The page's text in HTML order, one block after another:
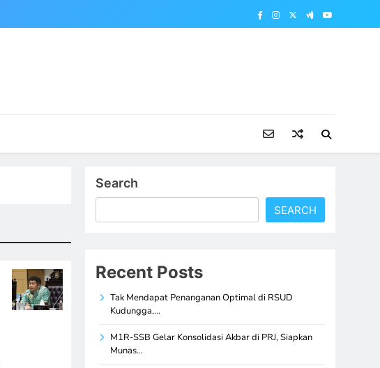
Search
SEARCH
Recent Posts
Tak Mendapat Penanganan Optimal di RSUD
Kudungga,…
M1R-SSB Gelar Konsolidasi Akbar di PRJ, Siapkan
Munas…